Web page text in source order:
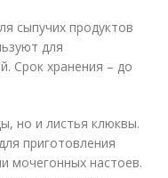
сыпучих продуктов
для
Срок хранения – до
но и листья клюквы.
приготовления
мочегонных настоев.